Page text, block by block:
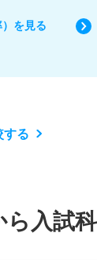
を見る
する
ら入試